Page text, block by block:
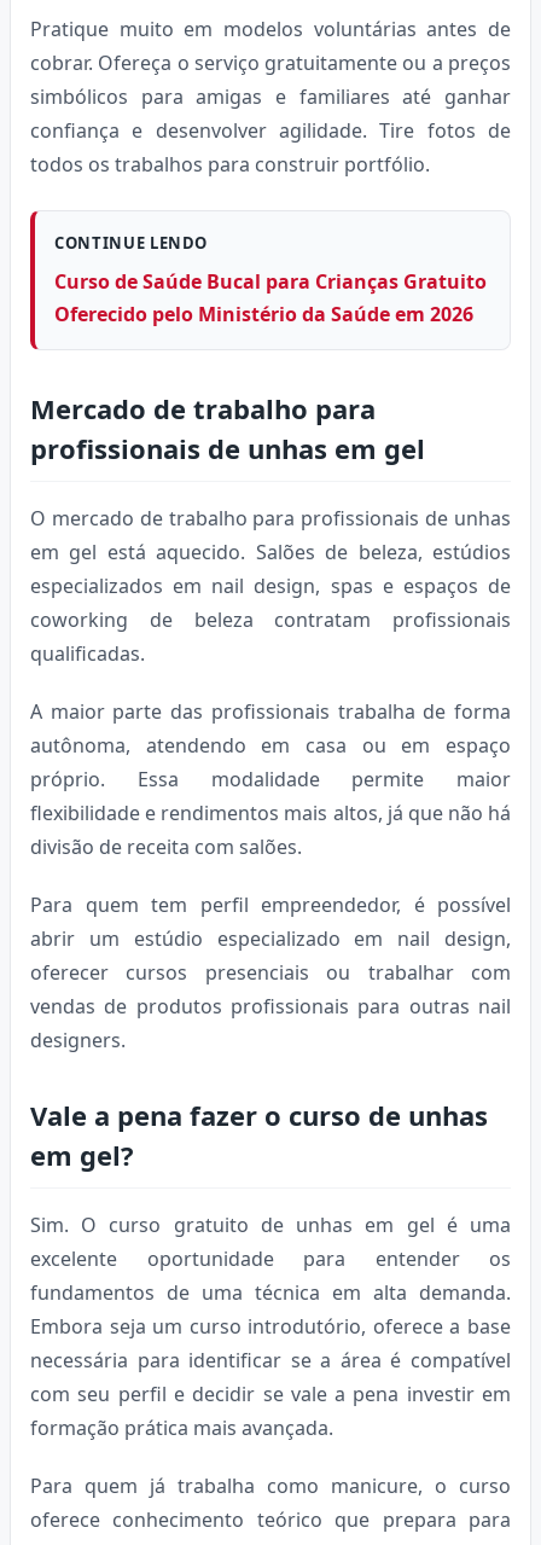
Pratique muito em modelos voluntárias antes de
cobrar. Ofereça o serviço gratuitamente ou a preços
simbólicos para amigas e familiares até ganhar
confiança e desenvolver agilidade. Tire fotos de
todos os trabalhos para construir portfólio.
CONTINUE LENDO
Curso de Saúde Bucal para Crianças Gratuito
Oferecido pelo Ministério da Saúde em 2026
Mercado de trabalho para
profissionais de unhas em gel
O mercado de trabalho para profissionais de unhas
em gel está aquecido. Salões de beleza, estúdios
especializados em nail design, spas e espaços de
coworking de beleza contratam profissionais
qualificadas.
A maior parte das profissionais trabalha de forma
autônoma, atendendo em casa ou em espaço
próprio. Essa modalidade permite maior
flexibilidade e rendimentos mais altos, já que não há
divisão de receita com salões.
Para quem tem perfil empreendedor, é possível
abrir um estúdio especializado em nail design,
oferecer cursos presenciais ou trabalhar com
vendas de produtos profissionais para outras nail
designers.
Vale a pena fazer o curso de unhas
em gel?
Sim. O curso gratuito de unhas em gel é uma
excelente oportunidade para entender os
fundamentos de uma técnica em alta demanda.
Embora seja um curso introdutório, oferece a base
necessária para identificar se a área é compatível
com seu perfil e decidir se vale a pena investir em
formação prática mais avançada.
Para quem já trabalha como manicure, o curso
oferece conhecimento teórico que prepara para